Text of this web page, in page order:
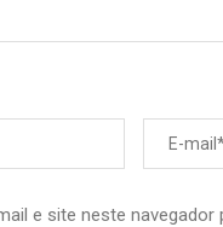
e site neste